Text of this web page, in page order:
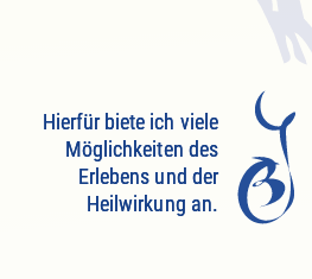
Hierfür biete ich viele
Möglichkeiten des
Erlebens und der
Heilwirkung an.